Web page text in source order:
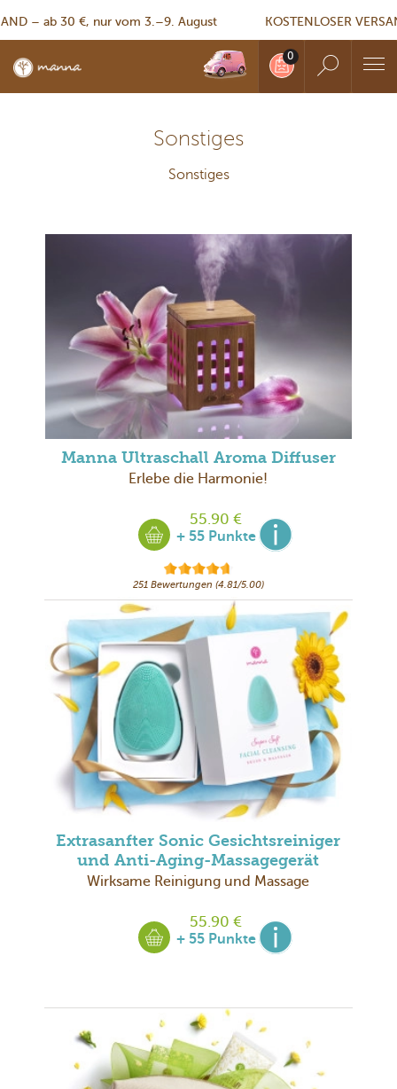
– ab 30 €, nur vom 3.–9. August KOSTENLOSER
Sonstiges
Sonstiges
Manna Ultraschall Aroma Diffuser
Erlebe die Harmonie!
55.90 €
+ 55 Punkte
251 Bewertungen (4.81/5.00)
Extrasanfter Sonic Gesichtsreiniger
und Anti-Aging-Massagegerät
Wirksame Reinigung und Massage
55.90 €
+ 55 Punkte